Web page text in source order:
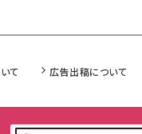
て 広告出稿について